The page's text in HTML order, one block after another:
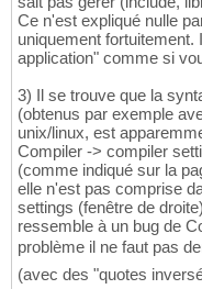
Ce n'est expliqué nulle
uniquement fortuitement.
application" comme si
3) Il se trouve que la
(obtenus par exemple
unix/linux, est
Compiler -> compiler
(comme indiqué sur la
elle n'est pas comprise
settings (fenêtre de
ressemble à un bug de
problème il ne faut pas
(avec des "quotes